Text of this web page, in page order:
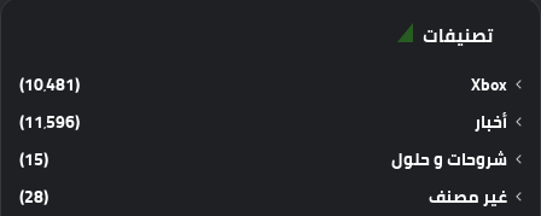
تصنيفات
Xbox
(10٬481)
أخبار
(11٬596)
شروحات و حلول
(15)
غير مصنف
(28)